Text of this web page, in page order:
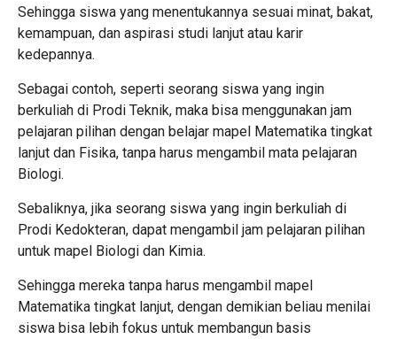
Sehingga siswa yang menentukannya sesuai minat, bakat,
kemampuan, dan aspirasi studi lanjut atau karir
kedepannya.
Sebagai contoh, seperti seorang siswa yang ingin
berkuliah di Prodi Teknik, maka bisa menggunakan jam
pelajaran pilihan dengan belajar mapel Matematika tingkat
lanjut dan Fisika, tanpa harus mengambil mata pelajaran
Biologi.
Sebaliknya, jika seorang siswa yang ingin berkuliah di
Prodi Kedokteran, dapat mengambil jam pelajaran pilihan
untuk mapel Biologi dan Kimia.
Sehingga mereka tanpa harus mengambil mapel
Matematika tingkat lanjut, dengan demikian beliau menilai
siswa bisa lebih fokus untuk membangun basis